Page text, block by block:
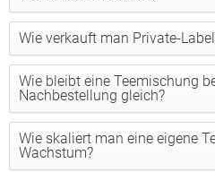
Wie verkauft man Private-
Wie bleibt eine Teemischung
Nachbestellung gleich?
Wie skaliert man eine eigene
Wachstum?